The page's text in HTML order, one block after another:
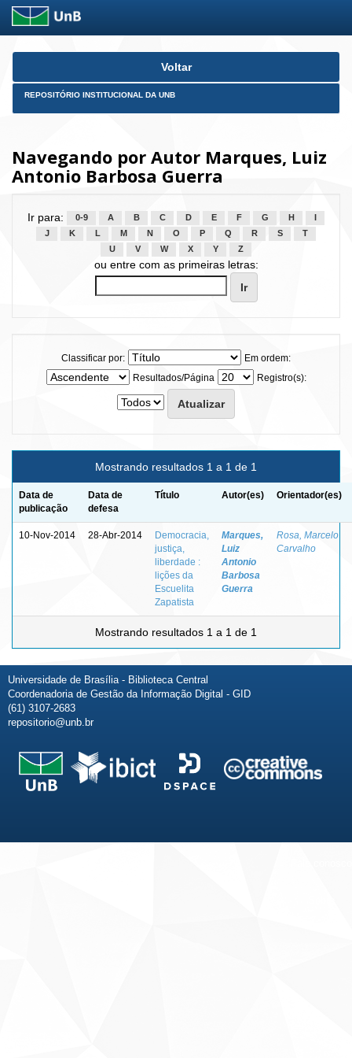
Skip
Voltar
REPOSITÓRIO INSTITUCIONAL DA UNB
Navegando por Autor Marques, Luiz
Antonio Barbosa Guerra
Ir para: 0-9 A B C D E F G H
J
K L M N O P Q R S
T
U
V W X Y Z
ou entre com as primeiras letras:
Classificar por:
Em ordem:
Resultados/Página
Registro(s):
Mostrando resultados 1 a 1 de 1
Data de
publicação
Data de
defesa
Título Autor(es) Orientador(es)
10-Nov-2014 28-Abr-2014
Democracia,
justiça,
liberdade :
lições da
Escuelita
Zapatista
Marques,
Luiz
Antonio
Barbosa
Guerra
Rosa, Marcelo
Carvalho
Mostrando resultados 1 a 1 de 1
Universidade de Brasília - Biblioteca Central
Coordenadoria de Gestão da Informação Digital - GID
(61) 3107-2683
repositorio@unb.br